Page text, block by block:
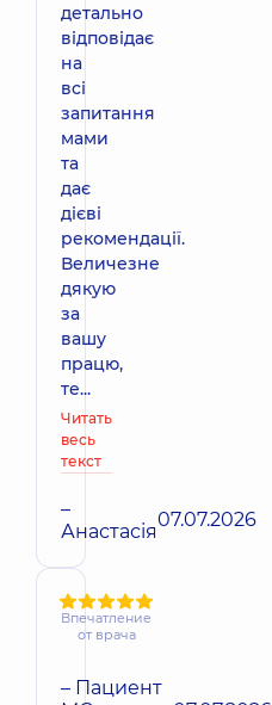
детально
відповідає
на
всі
запитання
мами
та
дає
дієві
рекомендації.
Величезне
дякую
за
вашу
працю,
те...
Читать
весь
текст
–
Анастасія07.07.2026
Впечатление
от врача
– Пациент